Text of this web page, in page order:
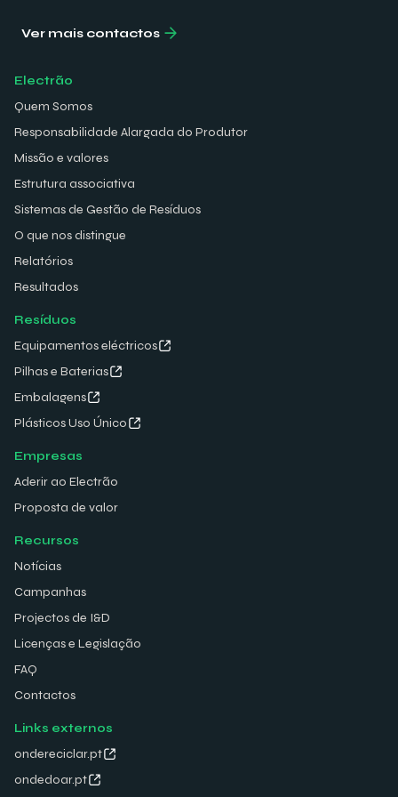
Ver mais contactos
Electrão
Quem Somos
Responsabilidade Alargada do Produtor
Missão e valores
Estrutura associativa
Sistemas de Gestão de Resíduos
O que nos distingue
Relatórios
Resultados
Resíduos
Equipamentos eléctricos
Pilhas e Baterias
Embalagens
Plásticos Uso Único
Empresas
Aderir ao Electrão
Proposta de valor
Recursos
Notícias
Campanhas
Projectos de I&D
Licenças e Legislação
FAQ
Contactos
Links externos
ondereciclar.pt
ondedoar.pt